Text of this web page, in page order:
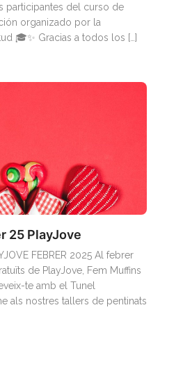
participantes del curso de
organizado por la
🎓✨ Gracias a todos los […]
25 PlayJove
FEBRER 2025 Al febrer
de PlayJove, Fem Muffins
te amb el Tunel
als nostres tallers de pentinats